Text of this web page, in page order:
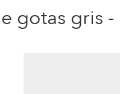
gotas gris